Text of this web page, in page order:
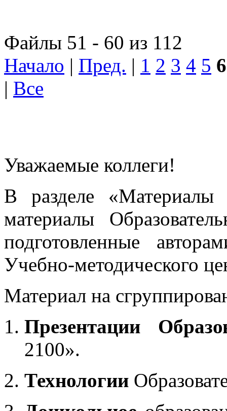
Файлы 51 - 60 из 112
Начало | Пред. | 1 2 3 4 5 6
| Все
Уважаемые коллеги!
В разделе «Материалы
материалы
подготовленные
Учебно-методического
Материал на
Презентации
2100».
Технологии